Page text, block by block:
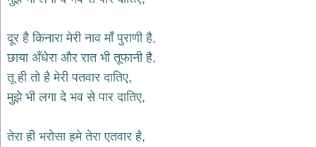
प्रथम
home
कृष्ण
भजन
krishna
bhajans
भजन
दूर है किनारा मेरी नाव माँ पुराणी है,
छाया अँधेरा और रात भी तूफानी है,
तू ही तो है मेरी पतवार दातिए,
मुझे भी लगा दे भव से पार दातिए,
तेरा ही भरोसा हमे तेरा एतवार है,